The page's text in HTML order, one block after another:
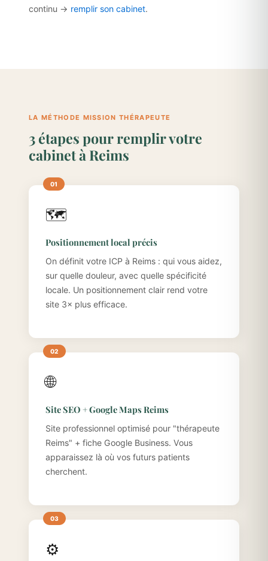
continu → remplir son cabinet.
LA MÉTHODE MISSION THÉRAPEUTE
3 étapes pour remplir votre
cabinet à Reims
🗺️
Positionnement local précis
On définit votre ICP à Reims : qui vous aidez,
sur quelle douleur, avec quelle spécificité
locale. Un positionnement clair rend votre
site 3× plus efficace.
🌐
Site SEO + Google Maps Reims
Site professionnel optimisé pour "thérapeute
Reims" + fiche Google Business. Vous
apparaissez là où vos futurs patients
cherchent.
⚙️